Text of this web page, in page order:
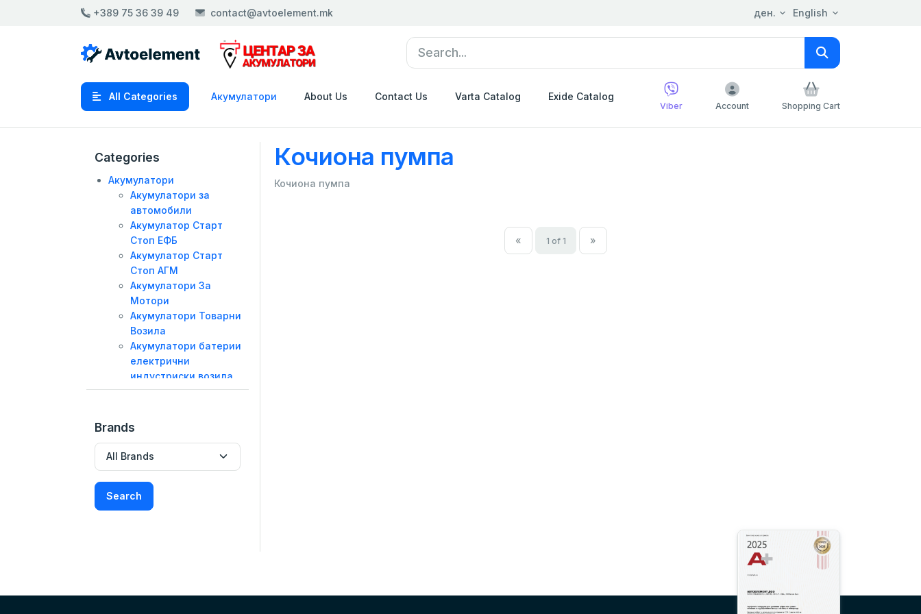
+389 75 36 39 49 contact@avtoelement.mk ден. English
All Categories Акумулатори About Us Contact Us Varta Catalog Exide Catalog
Viber Account Shopping Cart
Categories
Акумулатори
Акумулатори за
автомобили
Акумулатор Старт
Стоп ЕФБ
Акумулатор Старт
Стоп АГМ
Акумулатори За
Мотори
Акумулатори Товарни
Возила
Акумулатори батерии
електрични
индустриски возила
Акумулатори За
Полначи за Акумулатори и
Масла и Течности
Трансмисиони масла
Хидраулични масла
Атф
Brands
Search
Кочиона пумпа
Кочиона пумпа
« 1 of 1 »